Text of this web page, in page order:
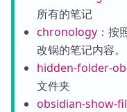
所有的笔记
chronology：按
改锅的笔记内容。
hidden-folder-
文件夹
obsidian-show-